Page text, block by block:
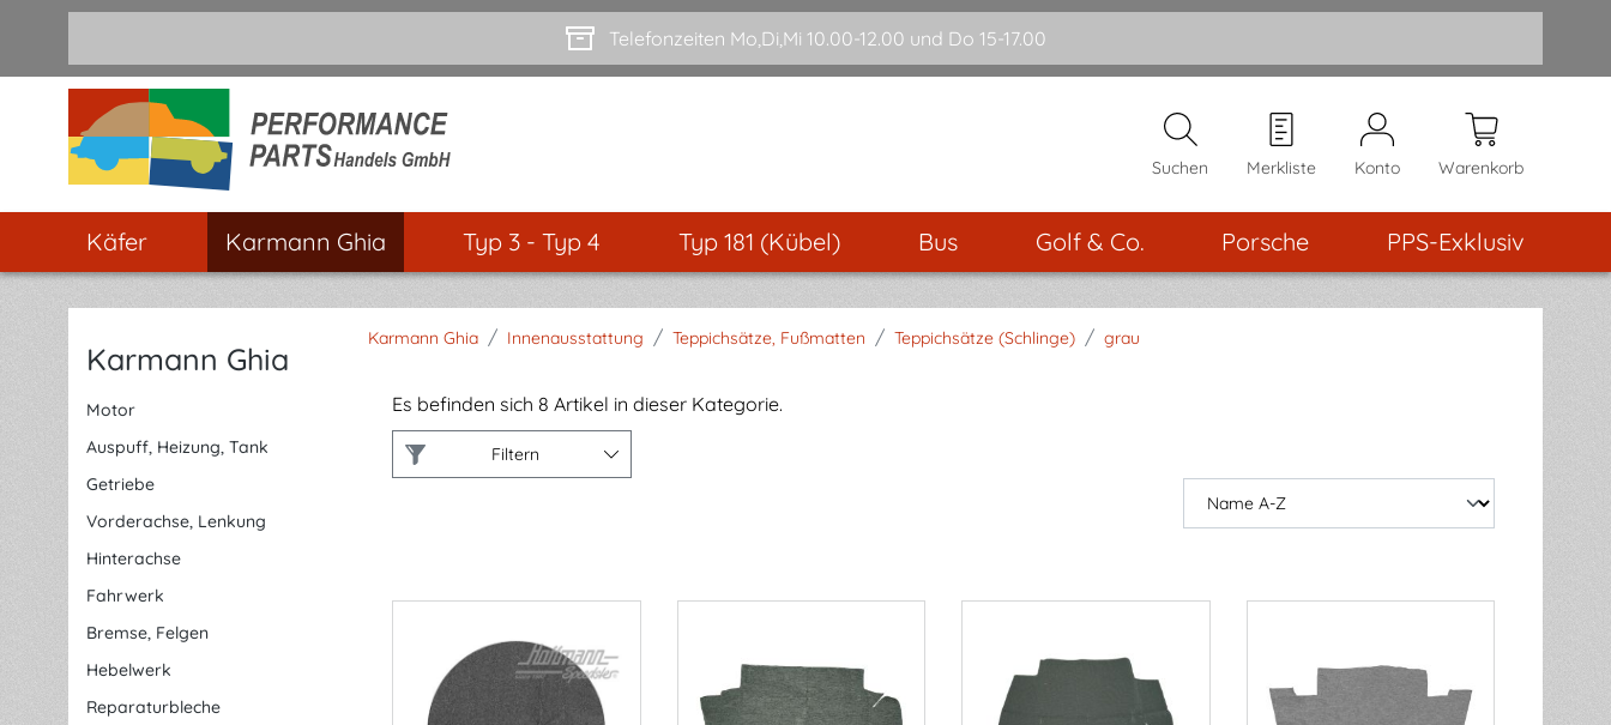
Telefonzeiten Mo,Di,Mi 10.00-12.00 und Do 15-17.00
Suchen Merkliste Konto Warenkorb
Käfer Karmann Ghia Typ 3 - Typ 4 Typ 181 (Kübel) Bus Golf & Co. Porsche PPS-Exklusiv
Karmann Ghia
Motor
Auspuff, Heizung, Tank
Getriebe
Vorderachse, Lenkung
Hinterachse
Fahrwerk
Bremse, Felgen
Hebelwerk
Reparaturbleche
Karmann Ghia / Innenausstattung / Teppichsätze, Fußmatten / Teppichsätze (Schlinge) / grau
Es befinden sich 8 Artikel in dieser Kategorie.
Filtern